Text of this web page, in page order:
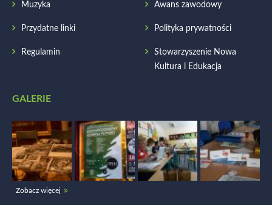
Muzyka Awans zawodowy
Przydatne linki Polityka prywatności
Regulamin
Stowarzyszenie Nowa
Kultura i Edukacja
GALERIE
Zobacz więcej